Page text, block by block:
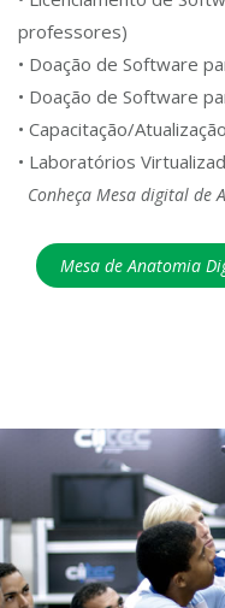
professores)
• Doação de Software
• Doação de Software
• Capacitação/
• Laboratórios
Conheça Mesa digital de
Mesa de Anatomia